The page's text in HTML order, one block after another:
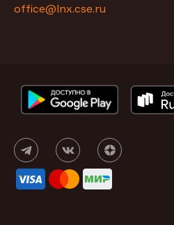
office@lnx.cse.ru